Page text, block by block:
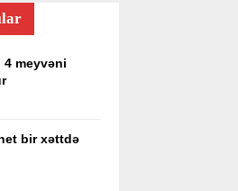
meyvəni
bir xəttdə